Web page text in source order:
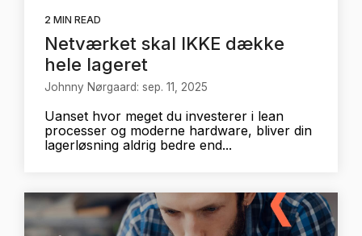
2 MIN READ
Netværket skal IKKE dække
hele lageret
Johnny Nørgaard: sep. 11, 2025
Uanset hvor meget du investerer i lean
processer og moderne hardware, bliver din
lagerløsning aldrig bedre end...